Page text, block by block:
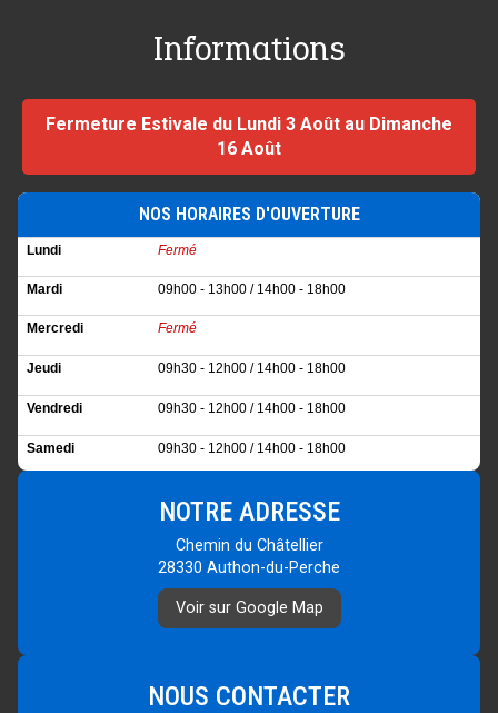
Informations
Fermeture Estivale du Lundi 3 Août au Dimanche
16 Août
NOS HORAIRES D'OUVERTURE
Lundi Fermé
Mardi 09h00 - 13h00 / 14h00 - 18h00
Mercredi Fermé
Jeudi 09h30 - 12h00 / 14h00 - 18h00
Vendredi 09h30 - 12h00 / 14h00 - 18h00
Samedi 09h30 - 12h00 / 14h00 - 18h00
NOTRE ADRESSE
Chemin du Châtellier
28330 Authon-du-Perche
Voir sur Google Map
NOUS CONTACTER